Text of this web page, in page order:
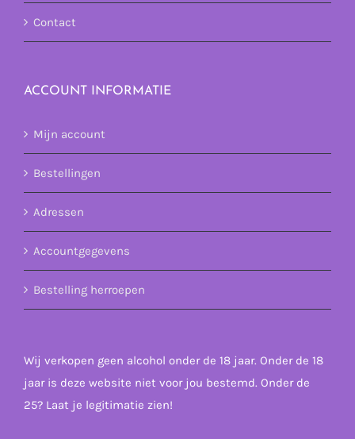
Contact
ACCOUNT INFORMATIE
Mijn account
Bestellingen
Adressen
Accountgegevens
Bestelling herroepen
Wij verkopen geen alcohol onder de 18 jaar. Onder de 18
jaar is deze website niet voor jou bestemd. Onder de
25? Laat je legitimatie zien!